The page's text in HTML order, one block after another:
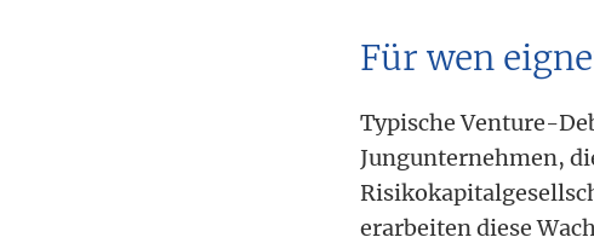
Für wen
Typische Venture-
Jungunternehmen,
erarbeiten diese